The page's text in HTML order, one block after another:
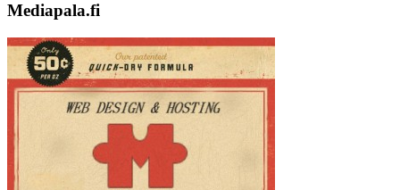
Mediapala.fi